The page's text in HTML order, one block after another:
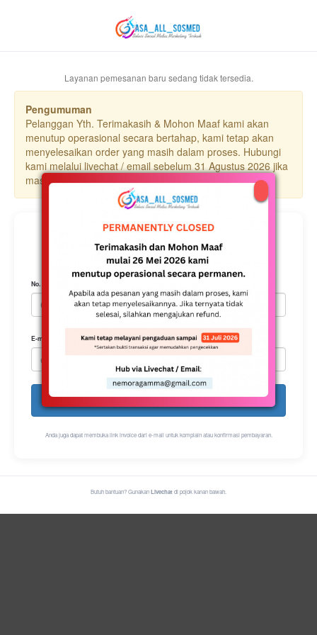
Layanan pemesanan baru sedang tidak tersedia.
Pengumuman
Pelanggan Yth. Terimakasih & Mohon Maaf kami akan
menutup operasional secara bertahap, kami tetap akan
menyelesaikan order yang masih dalam proses. Hubungi
kami melalui livechat / email sebelum 31 Agustus 2026 jika
masih terdapat kendala.
Masukkan nomor invoice dan email yang dipakai saat pemesanan.
No. Invoice
E-mail
Cek Status
Anda juga dapat membuka link invoice dari e-mail untuk komplain atau konfirmasi pembayaran.
Butuh bantuan? GunakanLivechatdi pojok kanan bawah.